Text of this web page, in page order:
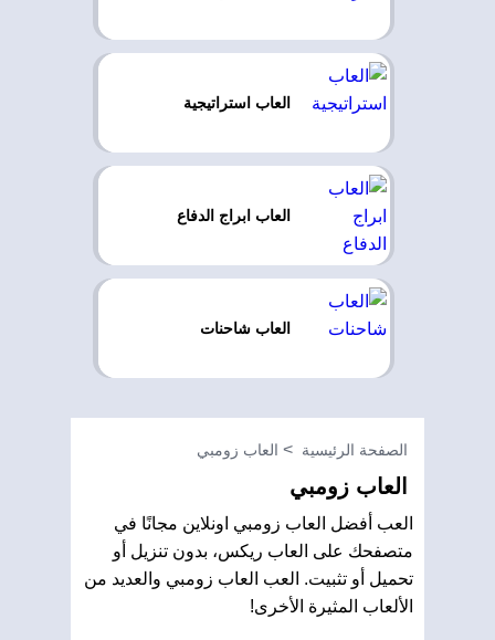
العاب استراتيجية
العاب ابراج الدفاع
العاب شاحنات
الصفحة الرئيسية العاب زومبي
العاب زومبي
العب أفضل العاب زومبي اونلاين مجانًا في
متصفحك على العاب ريكس، بدون تنزيل أو
تحميل أو تثبيت. العب العاب زومبي والعديد من
الألعاب المثيرة الأخرى!